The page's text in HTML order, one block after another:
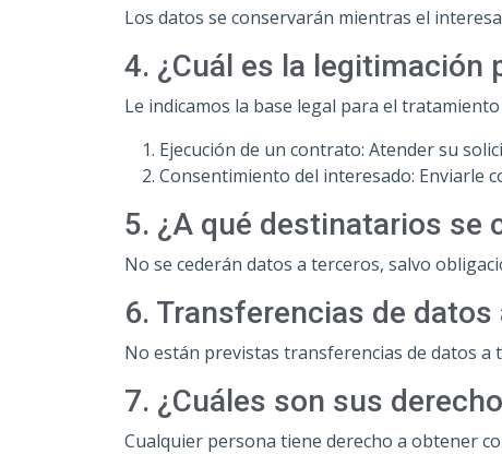
Los datos se conservarán mientras el
4. ¿Cuál es la legitimación
Le indicamos la base legal para el
Ejecución de un contrato: Atender su
Consentimiento del interesado: Enviarle
5. ¿A qué destinatarios se
No se cederán datos a terceros, salvo
6. Transferencias de
No están previstas transferencias de datos a
7. ¿Cuáles son sus
Cualquier persona tiene derecho a obtener